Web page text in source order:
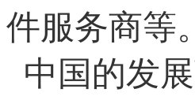
件服务商等
中国的发